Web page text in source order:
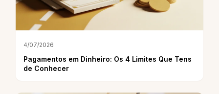
4/07/2026
Pagamentos em Dinheiro: Os 4 Limites Que Tens
de Conhecer